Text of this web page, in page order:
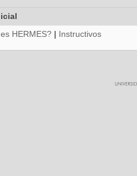
HERMES? | Instructivos